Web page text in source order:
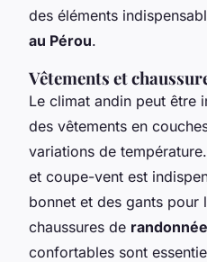
des éléments
au Pérou.
Vêtements et
Le climat andin peut être
des vêtements en
variations de
et coupe-vent est
bonnet et des gants pour
chaussures de randonnée
confortables sont